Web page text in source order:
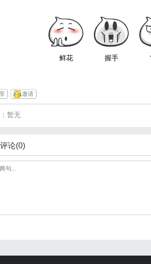
鲜花 握手
邀请
：暂无
论(0)